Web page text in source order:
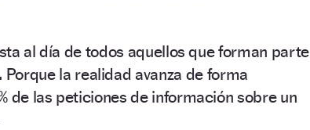
al día de todos aquellos que forman parte
Porque la realidad avanza de forma
de las peticiones de información sobre un